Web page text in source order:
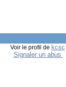
Voir le profil de kcsc
Signaler un abus